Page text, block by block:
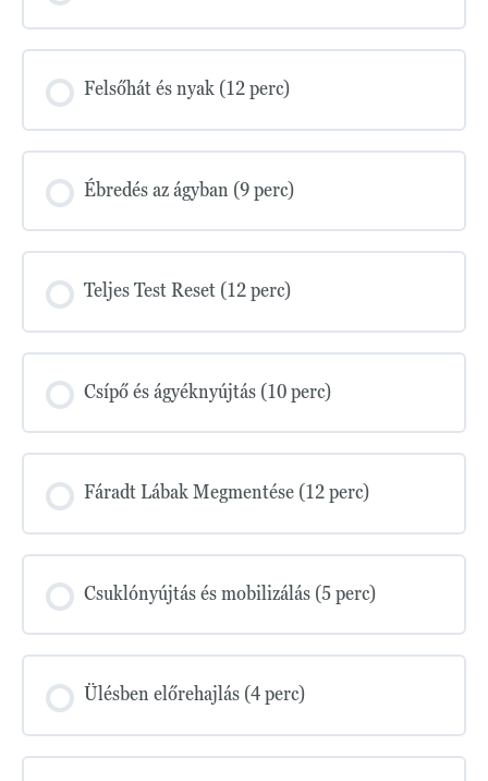
Felsőhát és nyak (12 perc)
Ébredés az ágyban (9 perc)
Teljes Test Reset (12 perc)
Csípő és ágyéknyújtás (10 perc)
Fáradt Lábak Megmentése (12 perc)
Csuklónyújtás és mobilizálás (5 perc)
Ülésben előrehajlás (4 perc)